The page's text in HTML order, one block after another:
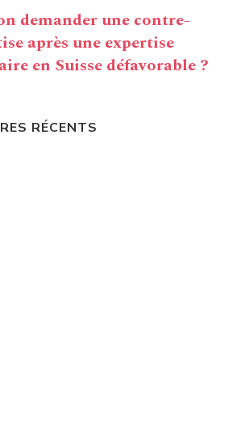
demander une contre-
après une expertise
en Suisse défavorable ?
RÉCENTS